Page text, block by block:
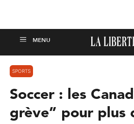
SPORTS
Soccer : les
grève” pour plus